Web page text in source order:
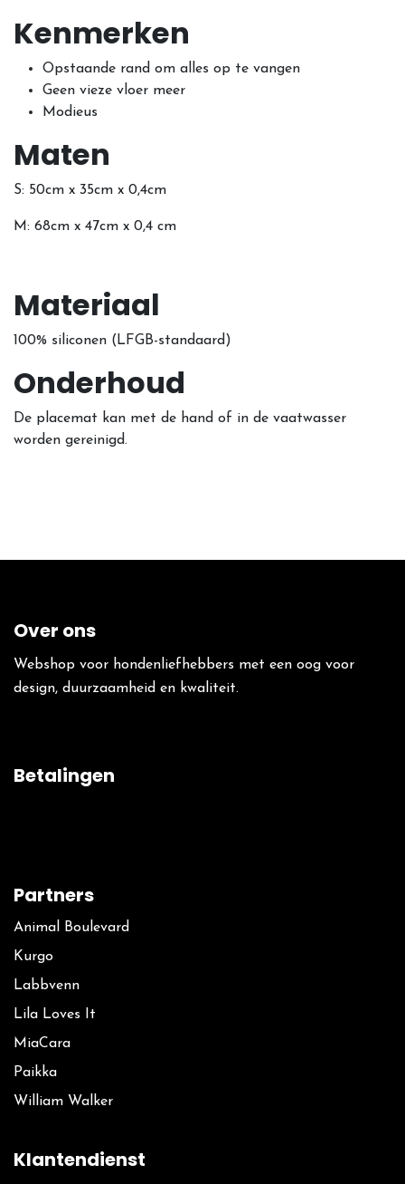
Kenmerken
Opstaande rand om alles op te vangen
Geen vieze vloer meer
Modieus
Maten
S: 50cm x 35cm x 0,4cm
M: 68cm x 47cm x 0,4 cm
Materiaal
100% siliconen (LFGB-standaard)
Onderhoud
De placemat kan met de hand of in de vaatwasser
worden gereinigd.
Over ons
Webshop voor hondenliefhebbers met een oog voor
design, duurzaamheid en kwaliteit.
Betalingen
Partners
Animal Boulevard
Kurgo
La​bbvenn
Lila Loves It
MiaCara
Paikka
William Walker
Klantendienst